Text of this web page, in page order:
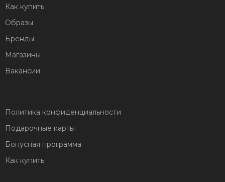
Как купить
Образы
Бренды
Магазины
Вакансии
Политика конфиденциальности
Подарочные карты
Бонусная программа
Как купить